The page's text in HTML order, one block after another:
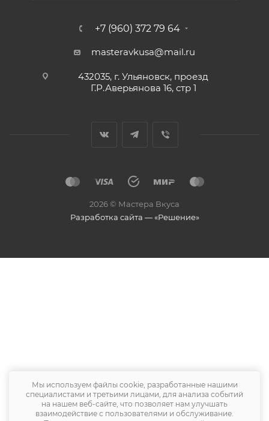
+7 (960) 372 79 64
masteravkusa@mail.ru
432035, г. Ульяновск, проезд
Г.Р.Аверьянова 16, стр 1
2026 © Мастера Вкуса
Разработка сайта — «Решение»
Мы используем файлы cookie, разработанные нашими
специалистами и третьими лицами, для анализа событий
на нашем веб-сайте, что позволяет нам улучшать
взаимодействие с пользователями и обслуживание.